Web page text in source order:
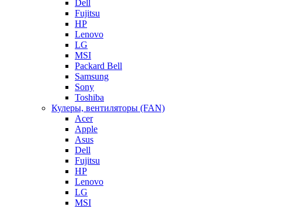
Dell
Fujitsu
HP
Lenovo
LG
MSI
Packard Bell
Samsung
Sony
Toshiba
Кулеры, вентиляторы (FAN)
Acer
Apple
Asus
Dell
Fujitsu
HP
Lenovo
LG
MSI